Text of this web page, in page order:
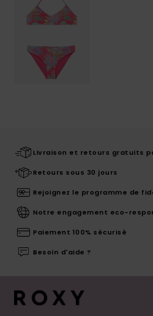
Livraison et retours gratuits
Retours sous 30 jours
Rejoignez le programme de
Notre engagement eco-
Paiement 100% sécurisé
Besoin d'aide ?